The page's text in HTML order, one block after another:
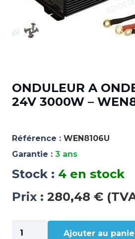
ONDULEUR A
24V 3000W –
Référence : WEN8106U
Garantie : 3 ans
Stock : 4 en stock
Prix : 280,48 €
quantité
Ajouter au